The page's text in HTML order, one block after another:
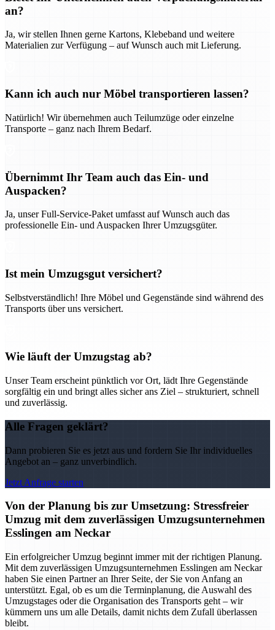
an?
Ja, wir stellen Ihnen gerne Kartons, Klebeband und weitere
Materialien zur Verfügung – auf Wunsch auch mit Lieferung.
Kann ich auch nur Möbel transportieren lassen?
Natürlich! Wir übernehmen auch Teilumzüge oder einzelne
Transporte – ganz nach Ihrem Bedarf.
Übernimmt Ihr Team auch das Ein- und
Auspacken?
Ja, unser Full-Service-Paket umfasst auf Wunsch auch das
professionelle Ein- und Auspacken Ihrer Umzugsgüter.
Ist mein Umzugsgut versichert?
Selbstverständlich! Ihre Möbel und Gegenstände sind während des
Transports über uns versichert.
Wie läuft der Umzugstag ab?
Unser Team erscheint pünktlich vor Ort, lädt Ihre Gegenstände
sorgfältig ein und bringt alles sicher ans Ziel – strukturiert, schnell
und zuverlässig.
Alle Fragen geklärt?
Dann probieren Sie es jetzt aus und fordern Sie Ihr individuelles
Angebot an – ganz unverbindlich.
Jetzt Anfrage starten
Von der Planung bis zur Umsetzung: Stressfreier
Umzug mit dem zuverlässigen Umzugsunternehmen
Esslingen am Neckar
Ein erfolgreicher Umzug beginnt immer mit der richtigen Planung.
Mit dem zuverlässigen Umzugsunternehmen Esslingen am Neckar
haben Sie einen Partner an Ihrer Seite, der Sie von Anfang an
unterstützt. Egal, ob es um die Terminplanung, die Auswahl des
Umzugstages oder die Organisation des Transports geht – wir
kümmern uns um alle Details, damit nichts dem Zufall überlassen
bleibt.